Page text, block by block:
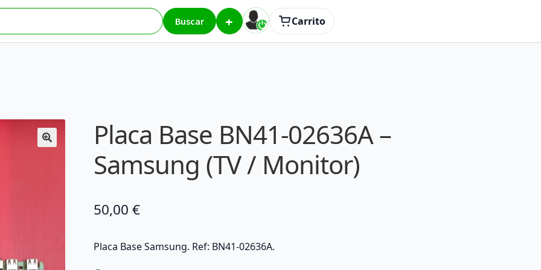
Buscar + Carrito
– Samsung (TV / Monitor)
Placa Base BN41-02636A –
Samsung (TV / Monitor)
50,00 €
Placa Base Samsung. Ref: BN41-02636A.